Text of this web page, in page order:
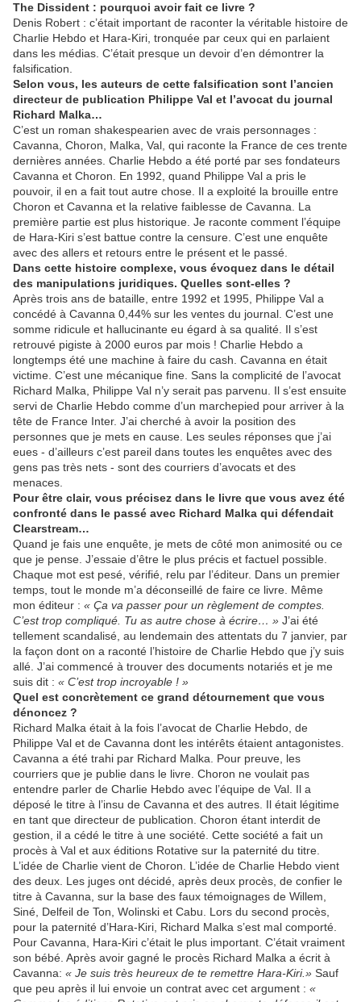
The Dissident : pourquoi avoir fait ce livre ?
Denis Robert : c’était important de raconter la véritable histoire de
Charlie Hebdo et Hara-Kiri, tronquée par ceux qui en parlaient
dans les médias. C’était presque un devoir d’en démontrer la
falsification.
Selon vous, les auteurs de cette falsification sont l’ancien
directeur de publication Philippe Val et l’avocat du journal
Richard Malka…
C’est un roman shakespearien avec de vrais personnages :
Cavanna, Choron, Malka, Val, qui raconte la France de ces trente
dernières années. Charlie Hebdo a été porté par ses fondateurs
Cavanna et Choron. En 1992, quand Philippe Val a pris le
pouvoir, il en a fait tout autre chose. Il a exploité la brouille entre
Choron et Cavanna et la relative faiblesse de Cavanna. La
première partie est plus historique. Je raconte comment l’équipe
de Hara-Kiri s’est battue contre la censure. C’est une enquête
avec des allers et retours entre le présent et le passé.
Dans cette histoire complexe, vous évoquez dans le détail
des manipulations juridiques. Quelles sont-elles ?
Après trois ans de bataille, entre 1992 et 1995, Philippe Val a
concédé à Cavanna 0,44% sur les ventes du journal. C’est une
somme ridicule et hallucinante eu égard à sa qualité. Il s’est
retrouvé pigiste à 2000 euros par mois ! Charlie Hebdo a
longtemps été une machine à faire du cash. Cavanna en était
victime. C’est une mécanique fine. Sans la complicité de l’avocat
Richard Malka, Philippe Val n’y serait pas parvenu. Il s’est ensuite
servi de Charlie Hebdo comme d’un marchepied pour arriver à la
tête de France Inter. J’ai cherché à avoir la position des
personnes que je mets en cause. Les seules réponses que j’ai
eues - d’ailleurs c’est pareil dans toutes les enquêtes avec des
gens pas très nets - sont des courriers d’avocats et des
menaces.
Pour être clair, vous précisez dans le livre que vous avez été
confronté dans le passé avec Richard Malka qui défendait
Clearstream…
Quand je fais une enquête, je mets de côté mon animosité ou ce
que je pense. J’essaie d’être le plus précis et factuel possible.
Chaque mot est pesé, vérifié, relu par l’éditeur. Dans un premier
temps, tout le monde m’a déconseillé de faire ce livre. Même
mon éditeur : « Ça va passer pour un règlement de comptes.
C’est trop compliqué. Tu as autre chose à écrire… » J’ai été
tellement scandalisé, au lendemain des attentats du 7 janvier, par
la façon dont on a raconté l’histoire de Charlie Hebdo que j’y suis
allé. J’ai commencé à trouver des documents notariés et je me
suis dit : « C’est trop incroyable ! »
Quel est concrètement ce grand détournement que vous
dénoncez ?
Richard Malka était à la fois l’avocat de Charlie Hebdo, de
Philippe Val et de Cavanna dont les intérêts étaient antagonistes.
Cavanna a été trahi par Richard Malka. Pour preuve, les
courriers que je publie dans le livre. Choron ne voulait pas
entendre parler de Charlie Hebdo avec l’équipe de Val. Il a
déposé le titre à l’insu de Cavanna et des autres. Il était légitime
en tant que directeur de publication. Choron étant interdit de
gestion, il a cédé le titre à une société. Cette société a fait un
procès à Val et aux éditions Rotative sur la paternité du titre.
L’idée de Charlie vient de Choron. L’idée de Charlie Hebdo vient
des deux. Les juges ont décidé, après deux procès, de confier le
titre à Cavanna, sur la base des faux témoignages de Willem,
Siné, Delfeil de Ton, Wolinski et Cabu. Lors du second procès,
pour la paternité d’Hara-Kiri, Richard Malka s’est mal comporté.
Pour Cavanna, Hara-Kiri c’était le plus important. C’était vraiment
son bébé. Après avoir gagné le procès Richard Malka a écrit à
Cavanna: « Je suis très heureux de te remettre Hara-Kiri.» Sauf
que peu après il lui envoie un contrat avec cet argument : «